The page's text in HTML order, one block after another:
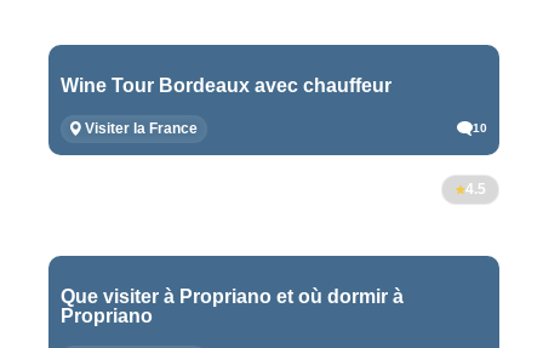
Wine Tour Bordeaux avec chauffeur
Visiter la France 10
4.5
Que visiter à Propriano et où dormir à
Propriano